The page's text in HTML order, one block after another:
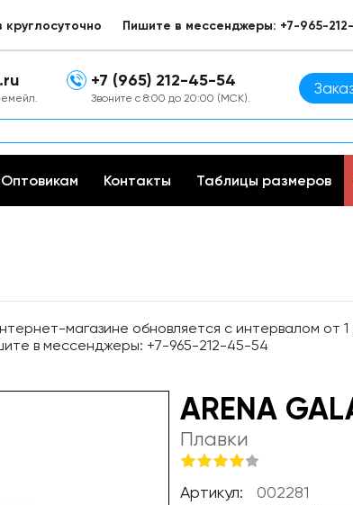
Пишите в мессенджеры: +7-965-
+7 (965) 212-45-54
Звоните с 8:00 до 20:00 (МСК).
Оптовикам Контакты Таблицы размеров
магазине обновляется с интервалом от 1
в мессенджеры: +7-965-212-45-54
ARENA
Плавки
Артикул: 002281